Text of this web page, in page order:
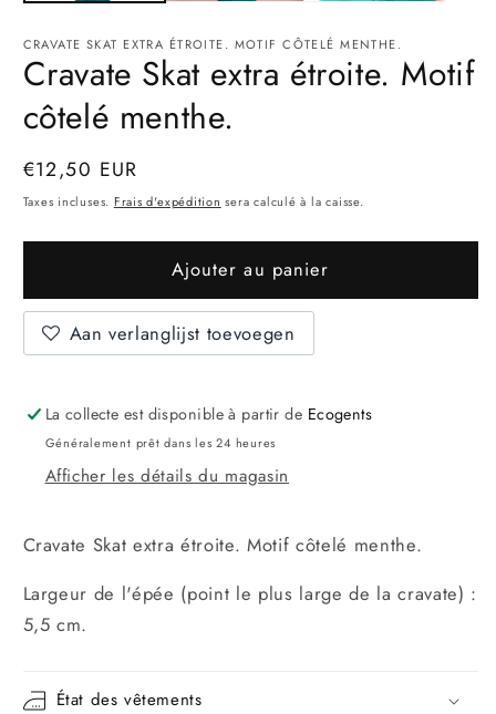
CRAVATE SKAT EXTRA ÉTROITE. MOTIF CÔTELÉ MENTHE.
Cravate Skat extra étroite. Motif
côtelé menthe.
Prix
normal
€12,50 EUR
Taxes incluses. Frais d'expédition sera calculé à la caisse.
Ajouter au panier
Aan verlanglijst toevoegen
La collecte est disponible à partir de Ecogents
Généralement prêt dans les 24 heures
Afficher les détails du magasin
Cravate Skat extra étroite. Motif côtelé menthe.
Largeur de l'épée (point le plus large de la cravate) :
5,5 cm.
État des vêtements